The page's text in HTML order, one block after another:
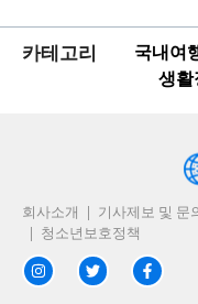
카테고리 국내여
생
회사소개 기사제보 및 문
청소년보호정책